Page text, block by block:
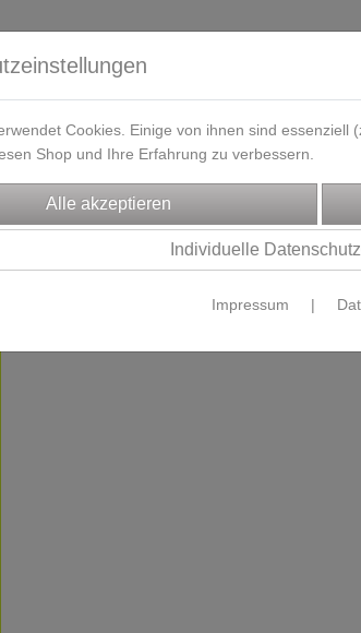
Lieferzeit Kontakt / Öffnungszeiten
Cookies. Einige von ihnen sind
Shop und Ihre Erfahrung zu verbessern.
Individuelle
Impressum |